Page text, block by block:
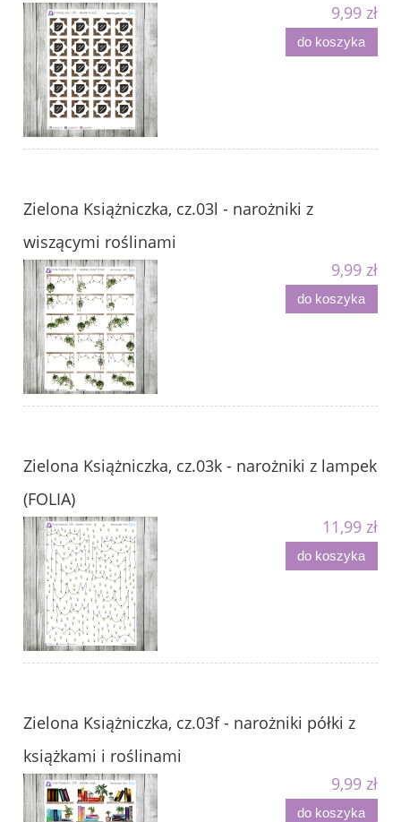
9,99 zł
do koszyka
Zielona Książniczka, cz.03l - narożniki z
wiszącymi roślinami
9,99 zł
do koszyka
Zielona Książniczka, cz.03k - narożniki z lampek
(FOLIA)
11,99 zł
do koszyka
Zielona Książniczka, cz.03f - narożniki półki z
książkami i roślinami
9,99 zł
do koszyka